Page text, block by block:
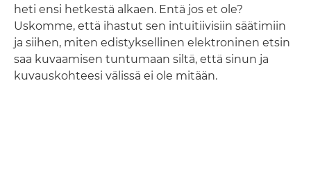
heti ensi hetkestä alkaen. Entä jos et ole?
Uskomme, että ihastut sen intuitiivisiin säätimiin
ja siihen, miten edistyksellinen elektroninen etsin
saa kuvaamisen tuntumaan siltä, että sinun ja
kuvauskohteesi välissä ei ole mitään.